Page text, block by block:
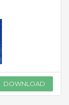
DOWNLOAD